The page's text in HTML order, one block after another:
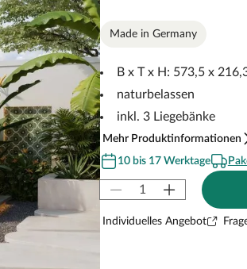
Made in Germany
B x T x H: 573,5 x
naturbelassen
inkl. 3 Liegebänke
Mehr Produktinformationen
10 bis 17 Werktage
Individuelles Angebot